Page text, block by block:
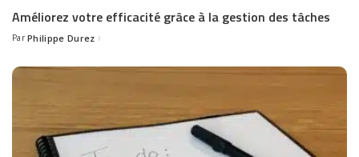
Améliorez votre efficacité grâce à la gestion des tâches
Posted
Par Philippe Durez